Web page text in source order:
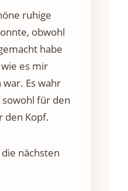
ruhige
obwohl
habe
es mir
Es wahr
für den
den Kopf.
nächsten